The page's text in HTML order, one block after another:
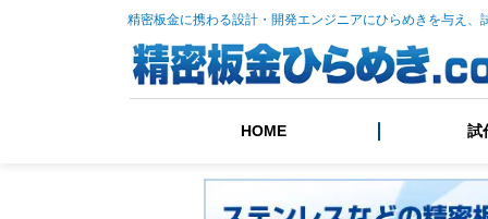
精密板金に携わる設計・開発エンジニアにひらめきを与え
HOME 試